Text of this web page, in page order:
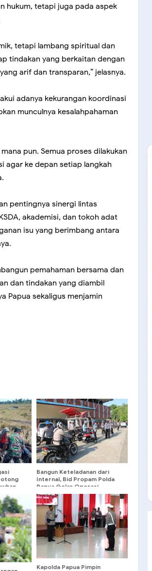
hukum, tetapi juga pada aspek
tetapi lambang spiritual dan
tindakan yang berkaitan dengan
arif dan transparan,” jelasnya.
adanya kekurangan koordinasi
munculnya kesalahpahaman
pun. Semua proses dilakukan
agar ke depan setiap langkah
pentingnya sinergi lintas
akademisi, dan tokoh adat
isu yang berimbang antara
pemahaman bersama dan
dan tindakan yang diambil
Papua sekaligus menjamin
Bangun Keteladanan dari
Internal, Bid Propam Polda
Papua Gelar Operasi
Gaktibplin Kendaraan
Personel
Kapolda Papua Pimpin